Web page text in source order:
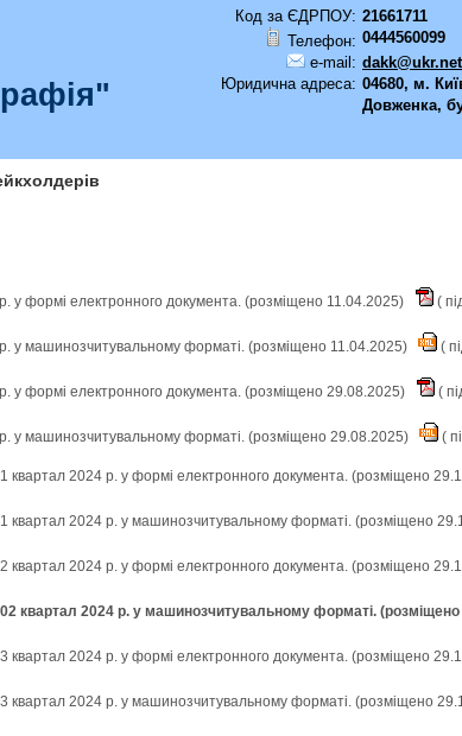
Код за ЄДРПОУ: 21661711
Телефон: 0444560099
e-mail: dakk@ukr.net
Юридична адреса: 04680, м.
Довженка,
у формі електронного документа. (розміщено 11.04.2025) (
у машинозчитувальному форматі. (розміщено 11.04.2025)
(
у формі електронного документа. (розміщено 29.08.2025)
(
у машинозчитувальному форматі. (розміщено 29.08.2025)
(
квартал 2024 р. у формі електронного документа. (розміщено
квартал 2024 р. у машинозчитувальному форматі. (розміщено
квартал 2024 р. у формі електронного документа. (розміщено
квартал 2024 р. у машинозчитувальному форматі. (розміщено
квартал 2024 р. у формі електронного документа. (розміщено
квартал 2024 р. у машинозчитувальному форматі. (розміщено